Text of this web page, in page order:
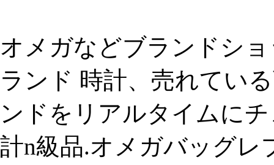
オメガなどブランドシ
ランド 時計、売れてい
ンドをリアルタイムに
計n級品.オメガバッグレ